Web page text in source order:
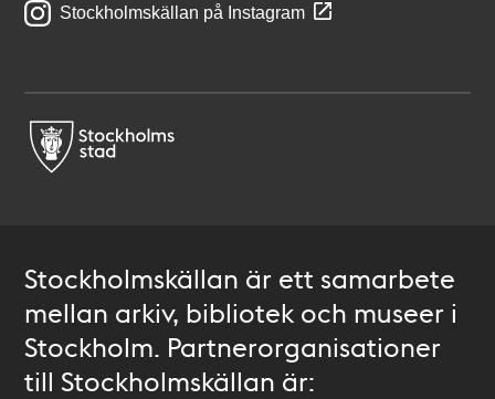
Stockholmskällan på Instagram
Stockholmskällan är ett samarbete
mellan arkiv, bibliotek och museer i
Stockholm. Partnerorganisationer
till Stockholmskällan är: